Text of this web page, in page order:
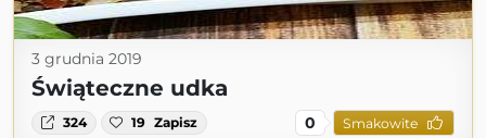
3 grudnia 2019
Świąteczne udka
324 19 Zapisz 0 Smakowite